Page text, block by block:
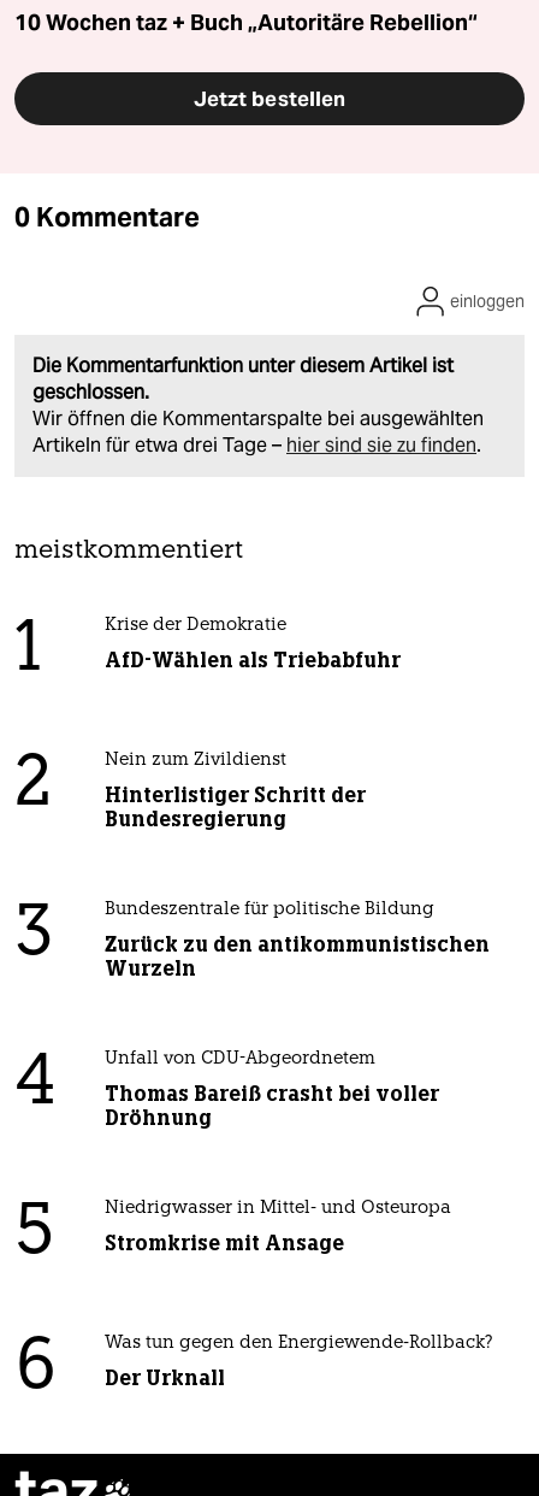
10 Wochen taz + Buch „Autoritäre Rebellion“
Jetzt bestellen
0 Kommentare
Die Kommentarfunktion unter diesem Artikel ist
geschlossen.
Wir öffnen die Kommentarspalte bei ausgewählten
Artikeln für etwa drei Tage – hier sind sie zu finden.
einloggen
meistkommentiert
1 Krise der Demokratie
AfD-Wählen als Triebabfuhr
2 Nein zum Zivildienst
Hinterlistiger Schritt der
Bundesregierung
3 Bundeszentrale für politische Bildung
Zurück zu den antikommunistischen
Wurzeln
4 Unfall von CDU-Abgeordnetem
Thomas Bareiß crasht bei voller
Dröhnung
5 Niedrigwasser in Mittel- und Osteuropa
Stromkrise mit Ansage
6 Was tun gegen den Energiewende-Rollback?
Der Urknall